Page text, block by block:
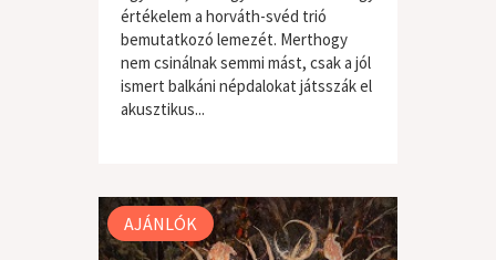
értékelem a horváth-svéd trió
bemutatkozó lemezét. Merthogy
nem csinálnak semmi mást, csak a jól
ismert balkáni népdalokat játsszák el
akusztikus...
világzene / folk
AJÁNLÓK